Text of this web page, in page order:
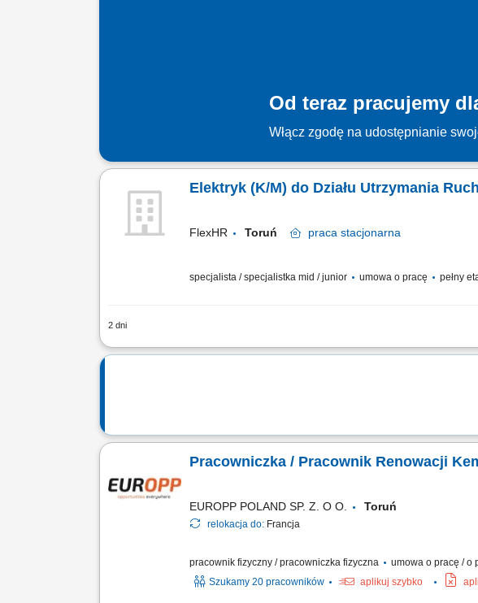
Od teraz pracujemy
Włącz zgodę na udostępnianie
Elektryk (K/M) do Działu Utrzymania
FlexHR Toruń praca stacjonarna
specjalista / specjalistka mid / junior umowa o pracę pełny
2 dni
Czuwanie nad sprawnością maszyn, urządzeń i infrastruktury
Pracowniczka / Pracownik Renowacji
EUROPP POLAND SP. Z. O O. Toruń
relokacja do: Francja
pracownik fizyczny / pracowniczka fizyczna umowa o pracę / o
Szukamy 20 pracowników
aplikuj szybko